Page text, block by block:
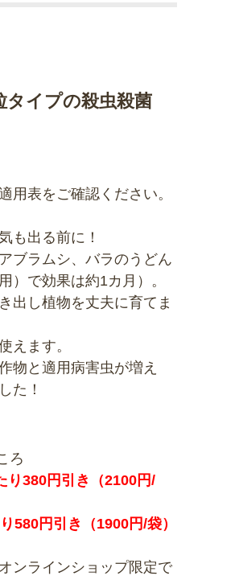
イプの殺虫殺菌
用表をご確認ください。
も出る前に！
ブラムシ、バラのうどん
）で効果は約1カ月）。
出し植物を丈夫に育てま
えます。
物と適用病害虫が増え
た！
ろ
り380円引き（2100円/
580円引き（1900円/袋）
ンラインショップ限定で